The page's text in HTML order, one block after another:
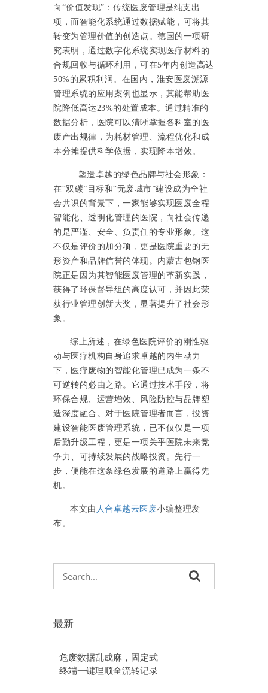
向“价值发现”：传统医废管理是纯支出
项，而智能化系统通过数据赋能，可将其
转变为管理价值的创造点。德国的一项研
究表明，通过数字化系统实现医疗材料的
合规回收与循环利用，可在5年内创造高达
50%的累积利润。在国内，淮安医废溯源
管理系统的应用案例也显示，其能帮助医
院降低高达23%的处置成本。通过精准的
数据分析，医院可以清晰掌握各科室的医
废产出规律，为耗材管理、流程优化和成
本分摊提供科学依据，实现降本增效。
塑造卓越的绿色品牌与社会形象：
在“双碳”目标和“无废城市”建设成为全社
会共识的背景下，一家能够实现医废全程
智能化、透明化管理的医院，向社会传递
的是严谨、安全、负责任的专业形象。这
不仅是评价的加分项，更是医院重要的无
形资产和品牌信誉的体现。内蒙古包钢医
院正是因为其智能医废管理的革新实践，
获得了环保督导组的高度认可，并因此荣
获行业管理创新大奖，显著提升了社会形
象。
综上所述，在绿色医院评价的刚性驱
动与医疗机构自身追求卓越的内生动力
下，医疗废物的智能化管理已成为一条不
可逆转的必由之路。它通过技术手段，将
环保合规、运营增效、风险防控与品牌塑
造深度融合。对于医院管理者而言，投资
建设智能医废管理系统，已不仅仅是一项
后勤升级工程，更是一项关乎医院未来竞
争力、可持续发展的战略投资。先行一
步，便能在这条绿色发展的道路上赢得先
机。
本文由 人合卓越云医废小编整理发
布。
最新
危废数据乱成麻，固定式
终端一键理顺全流转记录